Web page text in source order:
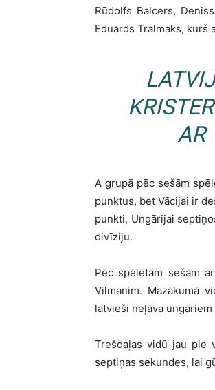
Rūdolfs Balcers,
Eduards Tralmaks, kurš
AR
A grupā pēc sešām
punktus, bet Vācijai ir
punkti, Ungārijai
divīziju.
Pēc spēlētām sešām
Vilmanim. Mazākumā
latvieši neļāva
Trešdaļas vidū jau pie
septiņas sekundes, lai